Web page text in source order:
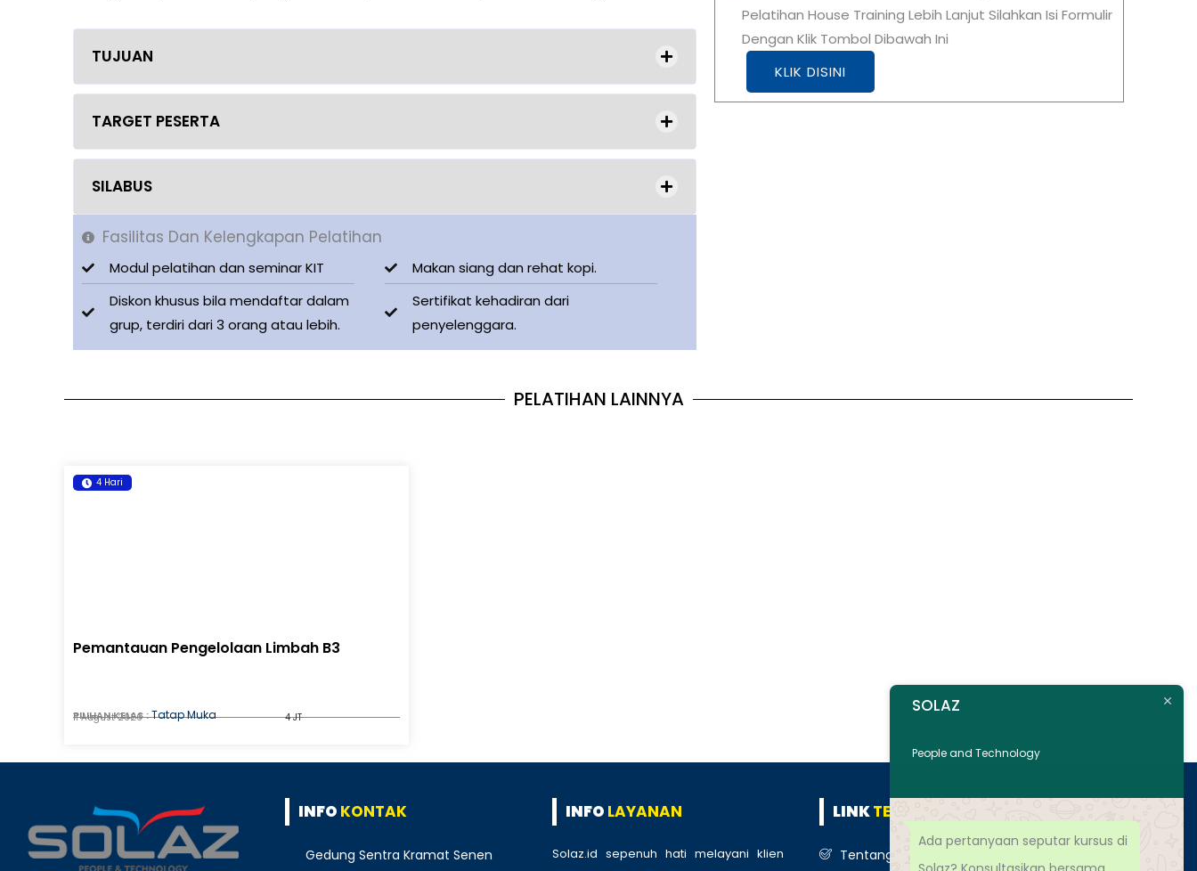
TUJUAN
TARGET PESERTA
SILABUS
Fasilitas Dan Kelengkapan Pelatihan
Modul pelatihan dan seminar KIT
Makan siang dan rehat kopi.
Diskon khusus bila mendaftar dalam
grup, terdiri dari 3 orang atau lebih.
Sertifikat kehadiran dari
penyelenggara.
Pelatihan House Training Lebih Lanjut Silahkan Isi Formulir
Dengan Klik Tombol Dibawah Ini
KLIK DISINI
PELATIHAN LAINNYA
4 Hari
Pemantauan Pengelolaan Limbah B3
PILIHAN KELAS :Tatap Muka
11 August 2026 4 JT
INFO KONTAK
Gedung Sentra Kramat Senen
INFO LAYANAN
Solaz.id sepenuh hati melayani klien
LINKTERKAIT
Tentang Kami
SOLAZ
People and Technology
Ada pertanyaan seputar kursus di